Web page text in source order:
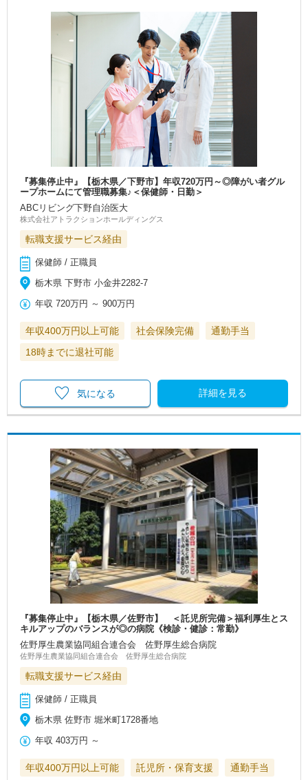
『募集停止中』【栃木県／下野市】年収720万円～◎障がい者グル
ープホームにて管理職募集♪＜保健師・日勤＞
ABCリビング下野自治医大
株式会社アトラクションホールディングス
転職支援サービス経由
保健師 / 正職員
栃木県 下野市 小金井2282‐7
年収 720万円 ～900万円
年収400万円以上可能 社会保険完備
通勤手当
18時までに退社可能
詳細を見る
気になる
『募集停止中』【栃木県／佐野市】 ＜託児所完備＞福利厚生とス
キルアップのバランスが◎の病院《検診・健診：常勤》
佐野厚生農業協同組合連合会 佐野厚生総合病院
佐野厚生農業協同組合連合会 佐野厚生総合病院
転職支援サービス経由
保健師 / 正職員
栃木県 佐野市 堀米町1728番地
年収 403万円 ～
年収400万円以上可能 託児所・保育支援
通勤手当